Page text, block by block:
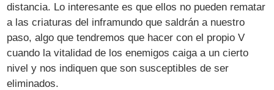
distancia. Lo interesante es que ellos no pueden rematar
a las criaturas del inframundo que saldrán a nuestro
paso, algo que tendremos que hacer con el propio V
cuando la vitalidad de los enemigos caiga a un cierto
nivel y nos indiquen que son susceptibles de ser
eliminados.